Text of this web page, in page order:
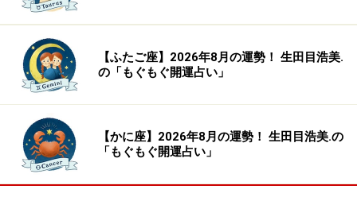
【ふたご座】2026年8月の運勢！ 生田目浩美.
の「もぐもぐ開運占い」
【かに座】2026年8月の運勢！ 生田目浩美.の
「もぐもぐ開運占い」